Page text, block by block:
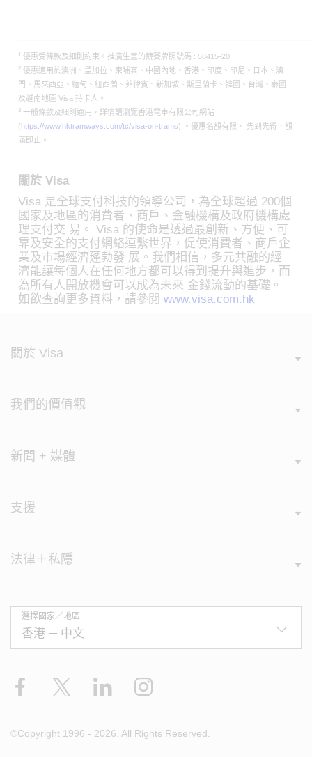
優惠受條款及細則約束。推廣生意的競賽牌照號碼 : 58415-20
2 優惠適用於澳洲、孟加拉、柬埔寨、中國內地、香港、印度、印尼、日本、澳
門、馬來西亞、緬甸、紐西蘭、菲律賓、新加坡、斯里蘭卡、韓國、台灣、泰國
及越南地區 Visa 持卡人。
3 一般條款及細則適用，詳情請瀏覽香港電車有限公司網站
(https://www.hktramways.com/tc/visa-on-trams) 。優惠名額有限， 先到先得，額
滿即止。
關於 Visa
Visa 是全球支付科技的領導公司，為全球超過 200個
國家及地區的消費者、商戶、金融機構及政府機構處
理支付交 易。 Visa 的使命是透過最創新、方便、可
靠及安全的支付網絡連繫世界，促使消費者、商戶企
業及市場經濟蓬勃發 展。我們相信，多元共融的經
濟能讓每個人在任何地方都可以得到提升與進步，而
為所有人開放機會可以成為未來 金錢流動的基礎。
如欲查詢更多資料，請參閱www.visa.com.hk
關於 Visa
我們的價值觀
新聞 + 媒體
支援
法律＋私隱
選擇國家／地區
Facebook LinkedIn
©Copyright 1996 - 2026. All Rights Reserved.